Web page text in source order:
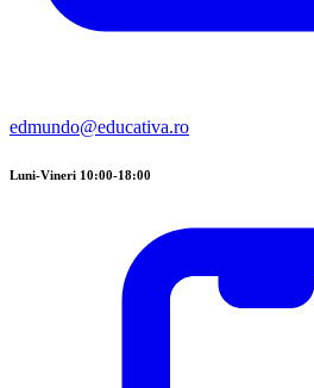
edmundo@educativa.ro
Luni-Vineri 10:00-18:00